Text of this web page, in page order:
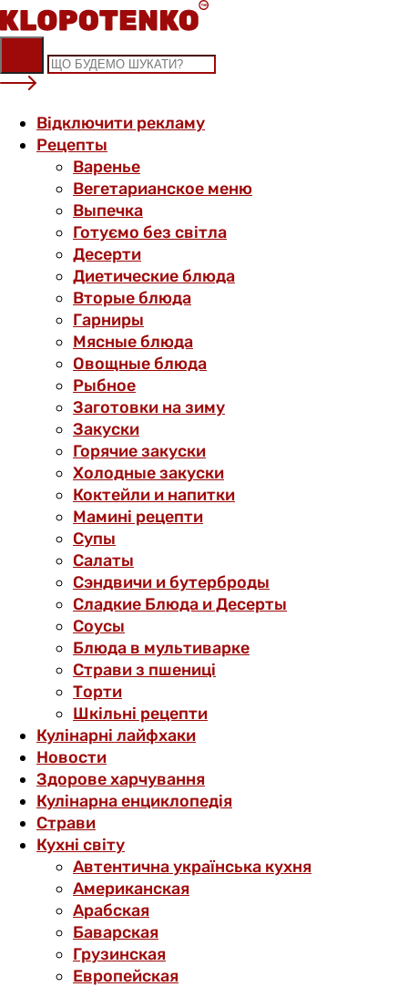
Skip
to
content
Відключити рекламу
Рецепты
Варенье
Вегетарианское меню
Выпечка
Готуємо без світла
Десерти
Диетические блюда
Вторые блюда
Гарниры
Мясные блюда
Овощные блюда
Рыбное
Заготовки на зиму
Закуски
Горячие закуски
Холодные закуски
Коктейли и напитки
Мамині рецепти
Супы
Салаты
Сэндвичи и бутерброды
Сладкие Блюда и Десерты
Соусы
Блюда в мультиварке
Страви з пшениці
Торти
Шкільні рецепти
Кулінарні лайфхаки
Новости
Здорове харчування
Кулінарна енциклопедія
Страви
Кухні світу
Автентична українська кухня
Американская
Арабская
Баварская
Грузинская
Европейская